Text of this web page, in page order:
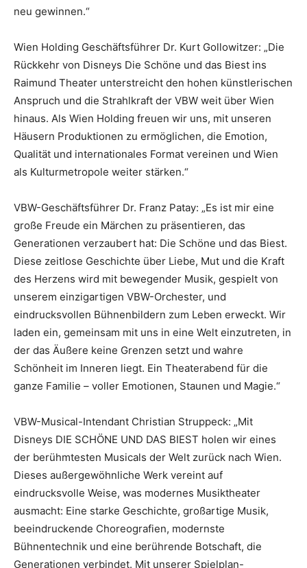
neu gewinnen.“
Wien Holding Geschäftsführer Dr. Kurt Gollowitzer: „Die
Rückkehr von Disneys Die Schöne und das Biest ins
Raimund Theater unterstreicht den hohen künstlerischen
Anspruch und die Strahlkraft der VBW weit über Wien
hinaus. Als Wien Holding freuen wir uns, mit unseren
Häusern Produktionen zu ermöglichen, die Emotion,
Qualität und internationales Format vereinen und Wien
als Kulturmetropole weiter stärken.“
VBW-Geschäftsführer Dr. Franz Patay: „Es ist mir eine
große Freude ein Märchen zu präsentieren, das
Generationen verzaubert hat: Die Schöne und das Biest.
Diese zeitlose Geschichte über Liebe, Mut und die Kraft
des Herzens wird mit bewegender Musik, gespielt von
unserem einzigartigen VBW-Orchester, und
eindrucksvollen Bühnenbildern zum Leben erweckt. Wir
laden ein, gemeinsam mit uns in eine Welt einzutreten, in
der das Äußere keine Grenzen setzt und wahre
Schönheit im Inneren liegt. Ein Theaterabend für die
ganze Familie – voller Emotionen, Staunen und Magie.“
VBW-Musical-Intendant Christian Struppeck: „Mit
Disneys DIE SCHÖNE UND DAS BIEST holen wir eines
der berühmtesten Musicals der Welt zurück nach Wien.
Dieses außergewöhnliche Werk vereint auf
eindrucksvolle Weise, was modernes Musiktheater
ausmacht: Eine starke Geschichte, großartige Musik,
beeindruckende Choreografien, modernste
Bühnentechnik und eine berührende Botschaft, die
Generationen verbindet. Mit unserer Spielplan-